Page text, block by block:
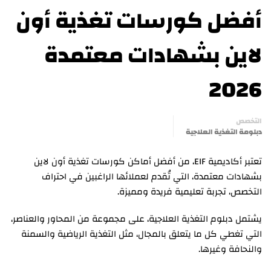
أفضل كورسات تغذية أون
لاين بشهادات معتمدة
2026
التخصص
دبلومة التغذية العلاجية
تعتبر أكاديمية EIF، من أفضل أماكن كورسات تغذية أون لاين
بشهادات معتمدة، التي تُقدم لعملائها الراغبين في احتراف
التخصص، تجربة تعليمية فريدة ومميزة.
يشتمل دبلوم التغذية العلاجية، على مجموعة من المحاور والعناصر،
التي تغطي كل ما يتعلق بالمجال، مثل التغذية الرياضية والسمنة
والنحافة وغيرها.